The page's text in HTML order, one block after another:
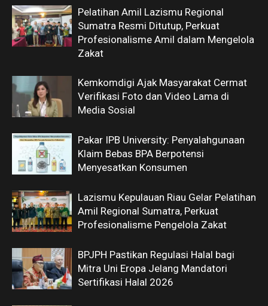
Pelatihan Amil Lazismu Regional
Sumatra Resmi Ditutup, Perkuat
Profesionalisme Amil dalam Mengelola
Zakat
Kemkomdigi Ajak Masyarakat Cermat
Verifikasi Foto dan Video Lama di
Media Sosial
Pakar IPB University: Penyalahgunaan
Klaim Bebas BPA Berpotensi
Menyesatkan Konsumen
Lazismu Kepulauan Riau Gelar Pelatihan
Amil Regional Sumatra, Perkuat
Profesionalisme Pengelola Zakat
BPJPH Pastikan Regulasi Halal bagi
Mitra Uni Eropa Jelang Mandatori
Sertifikasi Halal 2026